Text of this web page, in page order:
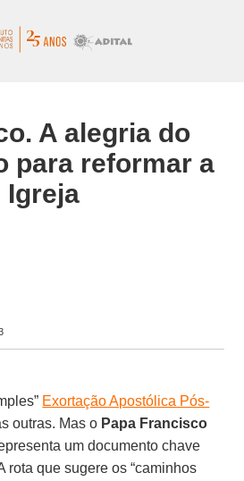
A alegria do
para reformar a
Igreja
Exortação Apostólica Pós-
outras. Mas o Papa Francisco
um documento chave
rota que sugere os “caminhos